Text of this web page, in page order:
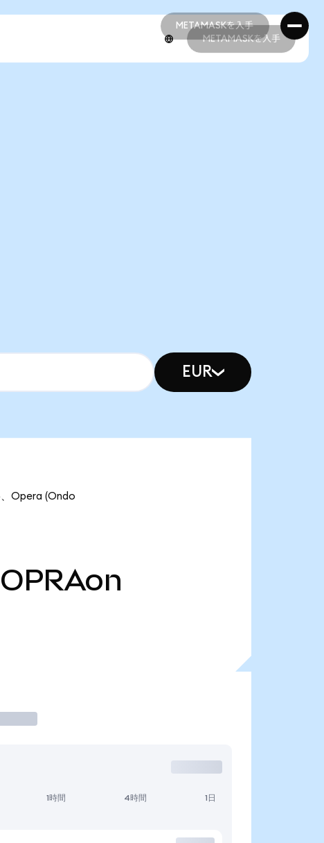
METAMASKを入手
METAMASKを入手
METAMASKを入手
EUR
、Opera (Ondo
OPRAon
1時間 4時間 1日